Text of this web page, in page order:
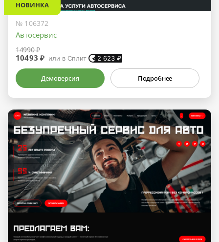
НОВИНКА
№ 106372
Автосервис
14990 ₽
10493 ₽ или в Сплит 2 623 ₽
Демоверсия Подробнее